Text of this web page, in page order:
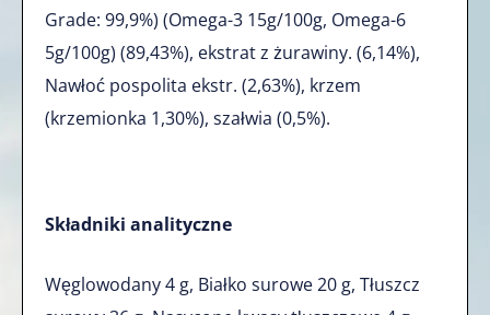
Grade: 99,9%) (Omega-3 15g/100g, Omega-6
5g/100g) (89,43%), ekstrat z żurawiny. (6,14%),
Nawłoć pospolita ekstr. (2,63%), krzem
(krzemionka 1,30%), szałwia (0,5%).
Składniki analityczne
Węglowodany 4 g, Białko surowe 20 g, Tłuszcz